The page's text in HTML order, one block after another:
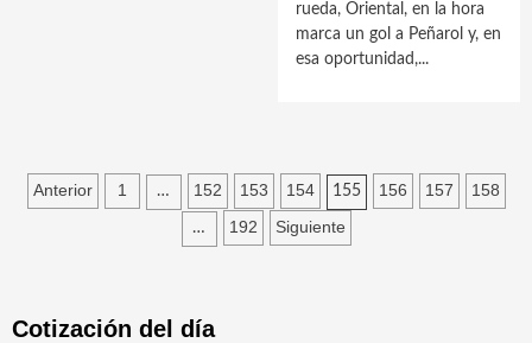
rueda, Oriental, en la hora
marca un gol a Peñarol y, en
esa oportunidad,...
Paginación
Anterior 1 … 152 153 154 155 156 157 158
… 192 Siguiente
Cotización del día